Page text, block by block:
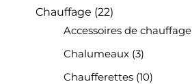
Chauffage (22)
Accessoires de chauffage
Chalumeaux (3)
Chaufferettes (10)